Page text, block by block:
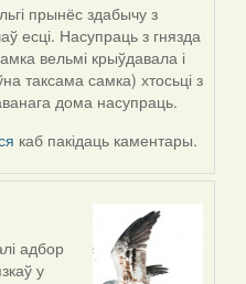
прынёс здабычу з
есці. Насупраць з гнязда
вельмі крыўдавала і
таксама самка) хтосьці з
дома насупраць.
каб пакідаць каментары.
адбор
у